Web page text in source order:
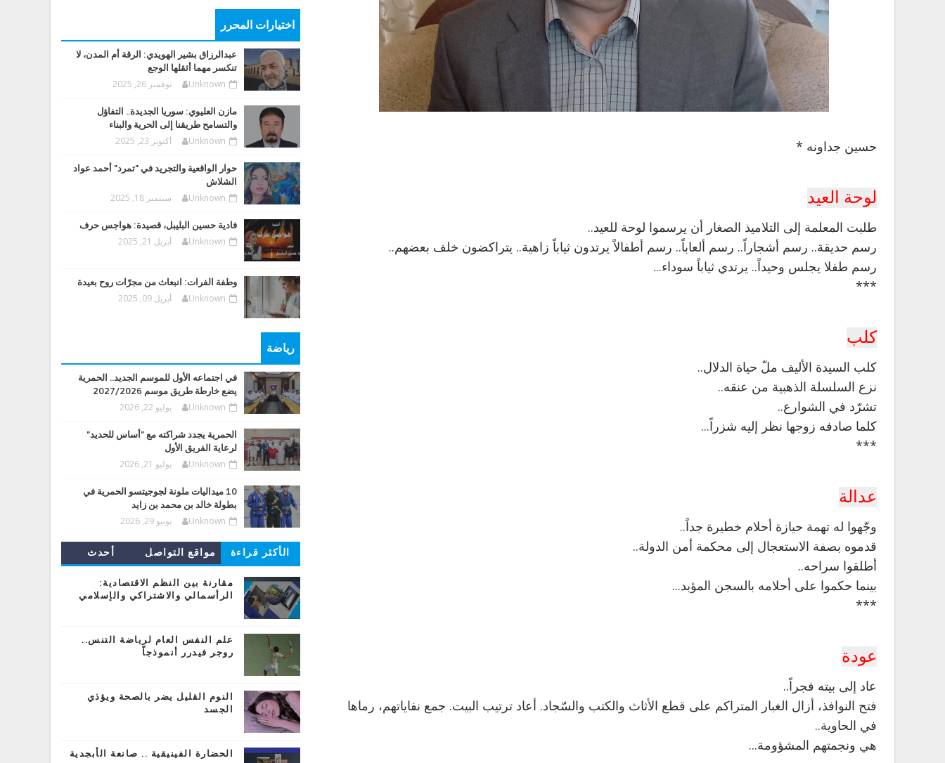
حسين جداونه *
لوحة العيد
طلبت المعلمة إلى التلاميذ الصغار أن يرسموا لوحة للعيد..
رسم حديقة.. رسم أشجاراً.. رسم ألعاباً.. رسم أطفالاً يرتدون ثياباً زاهية.. يتراكضون خلف بعضهم..
رسم طفلا يجلس وحيداً.. يرتدي ثياباً سوداء...
***
كلب
كلب السيدة الأليف ملّ حياة الدلال..
نزع السلسلة الذهبية من عنقه..
تشرّد في الشوارع..
كلما صادفه زوجها نظر إليه شزراً...
***
عدالة
وجّهوا له تهمة حيازة أحلام خطيرة جداً..
قدموه بصفة الاستعجال إلى محكمة أمن الدولة..
أطلقوا سراحه..
بينما حكموا على أحلامه بالسجن المؤبد...
***
عودة
عاد إلى بيته فجراً..
فتح النوافذ، أزال الغبار المتراكم على قطع الأثاث والكتب والسّجاد. أعاد ترتيب البيت. جمع نفاياتهم، رماها
في الحاوية..
هي ونجمتهم المشؤومة...
اختيارات المحرر
عبدالرزاق بشير الهويدي: الرقة أم المدن، لا
تنكسر مهما أثقلها الوجع
Unknown نوفمبر 26, 2025
مازن العليوي: سوريا الجديدة.. التفاؤل
والتسامح طريقنا إلى الحرية والبناء
Unknown أكتوبر 23, 2025
حوار الواقعية والتجريد في "تمرد" أحمد عواد
الشلاش
Unknown سبتمبر 18, 2025
فادية حسين البليبل، قصيدة: هواجس حرف
Unknown أبريل 21, 2025
وطفة الفرات: انبعاث من مجرّات روح بعيدة
Unknown أبريل 09, 2025
رياضة
في اجتماعه الأول للموسم الجديد.. الحمرية
يضع خارطة طريق موسم 2027/2026
Unknown يوليو 22, 2026
الحمرية يجدد شراكته مع "أساس للحديد"
لرعاية الفريق الأول
Unknown يوليو 21, 2026
10 ميداليات ملونة لجوجيتسو الحمرية في
بطولة خالد بن محمد بن زايد
Unknown يونيو 29, 2026
الأكثر قراءة مواقع التواصل
أحدث
مقارنة بين النظم الاقتصادية:
الرأسمالي والاشتراكي والإسلامي
علم النفس العام لرياضة التنس..
روجر فيدرر أنموذجاً
النوم القليل يضر بالصحة ويؤذي
الجسد
الحضارة الفينيقية .. صانعة الأبجدية